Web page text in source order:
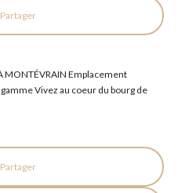
Partager
MONTÉVRAIN Emplacement
Vivez au coeur du bourg de
Partager